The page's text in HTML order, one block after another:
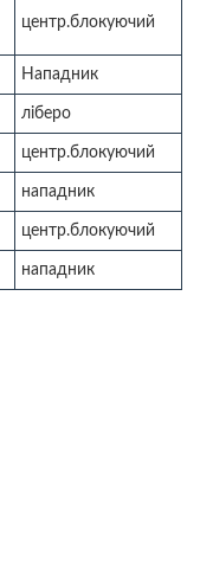
центр.блокуючий
Нападник
ліберо
центр.блокуючий
нападник
центр.блокуючий
нападник